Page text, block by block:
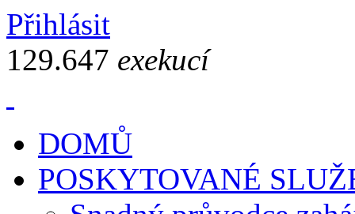
Přihlásit
129.647 exekucí
DOMŮ
POSKYTOVANÉ